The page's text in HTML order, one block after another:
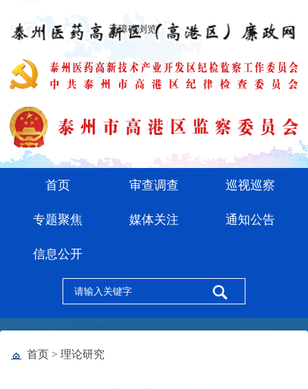
无障碍浏览
首页 审查调查 巡视巡察
专题聚焦 媒体关注 通知公告
信息公开
首页>理论研究